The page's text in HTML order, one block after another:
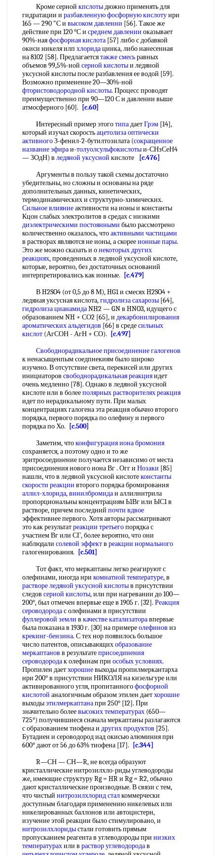
Кроме серной кпслотыдюжно применять для
гидратации и разбавленную фосфорную кислотуири
165 — 290 "С и высоком давленни [56]. Такое же
действие при 120 °С и среднем давлении оказывает
90%-наяфосфорная кислота [57] либо с добавкой
окиси никеля илп хлоридацинка, либо нанесенная
на 8102 [58]. Предлагаетсятакже смесьравных
объемов 99,5%-ной серной кислотыи ледяной
уксусной кислоты после разбавления ее водой [59].
Возможно примеиение 20—30%-ной
фтористоводородной кислоты. Процесс проводят
преимущественно при 90—120 С и давлении выше
атмосферного [60].
[c.60]
Интересный пример этоготипадаетГрэм [14],
который изучал скоростьацетолизаоптически
активногоЗ-фенил-2-бутилтозилата (сокращенное
названиеэфираи-толуолсульфокислотыи-СНзСеН4
— ЗОдН) в ледяной уксусной кислоте
[c.476]
Аргументы в пользу такой схемы достаточно
убедительны, но сложны и основаны на ряде
дополнительных данных, кинетических,
термодинамических и структурно-химических.
Сильное влияниеактивности на ионы и константы
Кцон слабых электролитов в средах с низкими
диэлектрическими постоянными было рассмотрено
количественно оказалось, чтоактивными частицами
в растворах являются не ионы, а скорееионные пары.
Это же можно сказать и онекоторых других
реакциях, проведенных в ледяной уксусной кислоте,
которые, вероятно, без достаточных оснований
интерпретировались как ионные.
[c.479]
В H2SO4 (от 0,5 до 8 М), HG1 и смесях H2SO4 +
ледяная уксусная кислота,гидролиза сахарозы [64],
гидролиза цианамидаNH2 — GN в HNO3, идущего с
образованием NH + СО2 [65], и декарбонилирования
ароматических альдегидов [66] в средесильных
кислот (АгСОН - АгН + СО).
[c.497]
Свободнорадикальное присоединениегалогенов
к ненасыщенпым соедпнекиям было широко
изучено. В отсутствие света, перекисей или других
инициаторов свободнорадикальная реакцияидет
очень медленно [78]. Однако в ледяной уксусной
кислоте или в болееполярных растворителях реакция
идет по нерадикальному пути. При малых
концентрациях галогена эта реакция обычно второго
порядка, первого порядка по олефину и первого
порядка по Хо.
[c.500]
Заметим, чтоконфигурация ионабромония
сохраняется, а поэтому одно и то же
эритросоединение получается независимо от места
присоединения нового иона Вг . Огг и Нозаки [85]
нашли, что в ледяной уксусной кислотеконстанты
скорости реакции второго порядка бромирования
аллил-хлорида,винилбромидаи аллилнитрила
пропорциональны концентрациям Ь1Вг или ЫС1 в
растворе, причем последний почти вдвое
эффективнее первого. Хотя авторы рассматривают
это как результатреакции третьегопорядка с
участием Вг или СГ, более вероятно, что они
наблюдали солевой эффектв реакции нормального
галогенирования.
[c.501]
Тот факт, что меркаптаны легко реагируют с
олефинами, иногда нри комнатной температуре, в
растворе ледяной уксусной кислотыв присутствии
следов серной кислоты, или при нагревании до 100—
200°, был отмечен впервые еще в 1905 г. [32]. Реакция
сероводородас олефинами в присутствии
фуллеровой земли в качестве катализаторавпервые
была показана в 1930 г. [30] на примереолефинов из
крекинг-бензина. С тех нор появилось большое
число патентов, описывающихобразование
меркаптанов в результатеприсоединения
сероводородак олефинам при особых условиях.
Пропилен даетхорошиевыходы пропилмеркантарха
нри 200° в присутствии НИКОЛЯ на кизельгуре или
активированного угля, пропитанногофосфорной
кислотой аналогичным образом этилен даетхорошие
выходыэтилмеркаптанапри 250° [12]. При
значительно болеевысоких температурах (650—
725°) получившиеся сначала меркаптаны разлагаются
с образованием тиофена и других продуктов [25].
Бутадиен и сероводород иад окисью алюминия при
600° дают от 56 до 63% тиофена [17].
[c.344]
R—СН — СН—R, не всегда образуют
кристаллические нитрозилхло-риды углеводороды
же, имеющие структуру Rg = HR и Rg = R2, обычно
дают кристаллические производные. В связи с тем,
что чистый нитрозилхлоридсталкоммерчески
доступным благодаря применению никелевых или
никелированных баллонов или автоцистерн,
изучение этой реакции было стимулировано, и
нитрозилхлоридыстали готовить прямым
пропусканием реагента в углеводороды при низких
температурахили в раствор углеводородав